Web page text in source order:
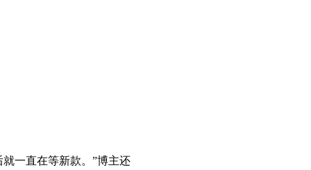
一直在等新款。”博主还